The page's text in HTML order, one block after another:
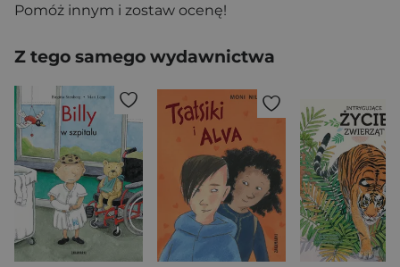
Pomóż innym i zostaw ocenę!
Z tego samego wydawnictwa